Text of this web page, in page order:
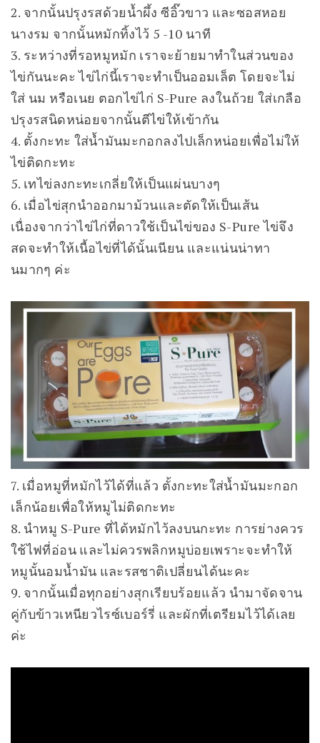
2. จากนั้นปรุงรสด้วยน้ำผึ้ง ซีอิ๊วขาว และซอสหอย
นางรม จากนั้นหมักทิ้งไว้ 5 -10 นาที
3. ระหว่างที่รอหมูหมัก เราจะย้ายมาทำในส่วนของ
ไข่กันนะคะ ไข่ไก่นี้เราจะทำเป็นออมเล็ต โดยจะไม่
ใส่ นม หรือเนย ตอกไข่ไก่ S-Pure ลงในถ้วย ใส่เกลือ
ปรุงรสนิดหน่อยจากนั้นตีไข่ให้เข้ากัน
4. ตั้งกะทะ ใส่น้ำมันมะกอกลงไปเล็กหน่อยเพื่อไม่ให้
ไข่ติดกะทะ
5. เทไข่ลงกะทะเกลี่ยให้เป็นแผ่นบางๆ
6. เมื่อไข่สุกนำออกมาม้วนและตัดให้เป็นเส้น
เนื่องจากว่าไข่ไก่ที่ดาวใช้เป็นไข่ของ S-Pure ไข่จึง
สดจะทำให้เนื้อไข่ที่ได้นั้นเนียน และแน่นน่าทา
นมากๆ ค่ะ
7. เมื่อหมูที่หมักไว้ได้ที่แล้ว ตั้งกะทะใส่น้ำมันมะกอก
เล็กน้อยเพื่อให้หมูไม่ติดกะทะ
8. นำหมู S-Pure ที่ได้หมักไว้ลงบนกะทะ การย่างควร
ใช้ไฟที่อ่อน และไม่ควรพลิกหมูบ่อยเพราะจะทำให้
หมูนั้นอมน้ำมัน และรสชาติเปลี่ยนได้นะคะ
9. จากนั้นเมื่อทุกอย่างสุกเรียบร้อยแล้ว นำมาจัดจาน
คู่กับข้าวเหนียวไรซ์เบอร์รี่ และผักที่เตรียมไว้ได้เลย
ค่ะ